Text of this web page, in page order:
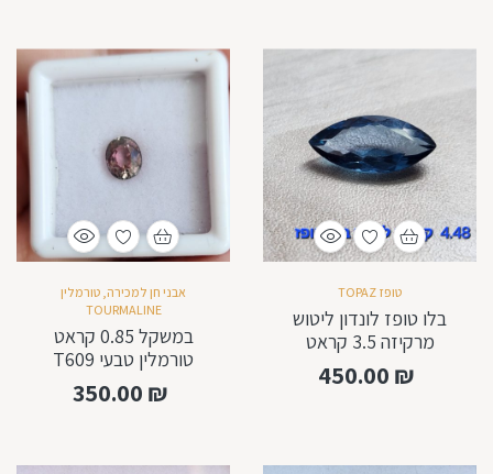
טופז TOPAZ
בלו טופז לונדון ליטוש
מרקיזה 3.5 קראט
לשיבוץ
450.00 ₪
אבני חן למכירה טורמלין
TOURMALINE
במשקל 0.85 קראט
טורמלין טבעי T609
350.00 ₪